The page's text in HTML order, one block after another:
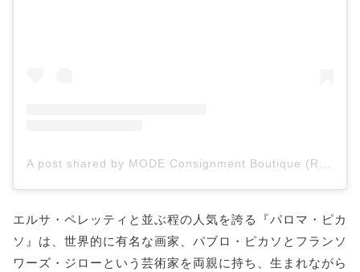
エルサ・ペレッティと並ぶ程の人気を誇る『パロマ・ピカ
ソ』は、世界的に有名な画家、パブロ・ピカソとフランソ
ワーズ・ジローという芸術家を両親に持ち、生まれながら